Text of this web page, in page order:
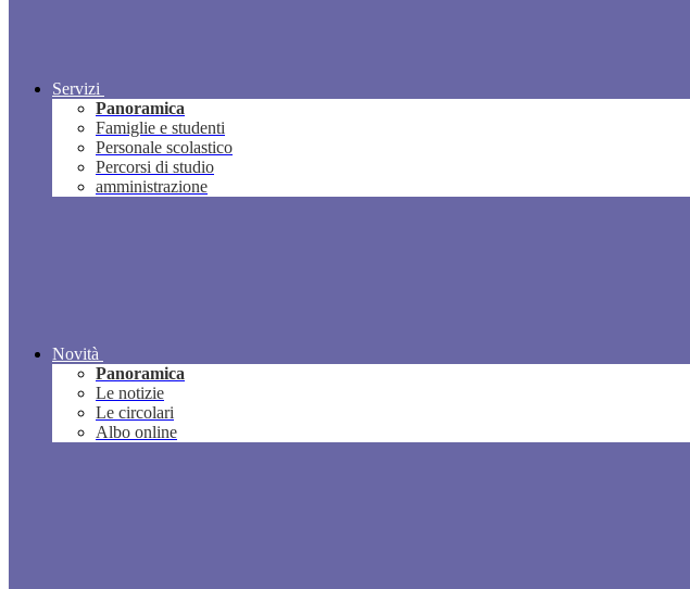
Servizi
Panoramica
Famiglie e studenti
Personale scolastico
Percorsi di studio
amministrazione
Novità
Panoramica
Le notizie
Le circolari
Albo online